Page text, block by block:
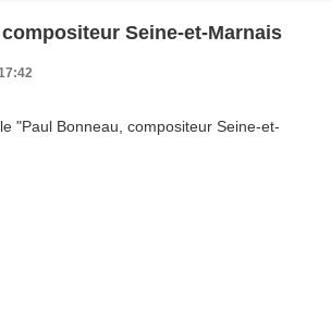
Seine-et-Marnais